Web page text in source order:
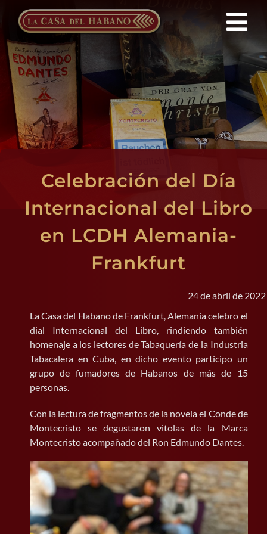
contenido
Franquicias
Productos
Noticias
Quienes Somos
Celebración del Día
Internacional del Libro
en LCDH Alemania-
Frankfurt
24 de abril de 2022
La Casa del Habano de Frankfurt, Alemania celebro el
dial Internacional del Libro, rindiendo también
homenaje a los lectores de Tabaquería de la Industria
Tabacalera en Cuba, en dicho evento participo un
grupo de fumadores de Habanos de más de 15
personas.
Con la lectura de fragmentos de la novela el Conde de
Montecristo se degustaron vitolas de la Marca
Montecristo acompañado del Ron Edmundo Dantes.